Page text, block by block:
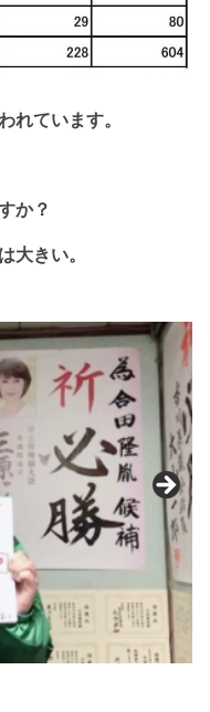
れています。
か？
大きい。